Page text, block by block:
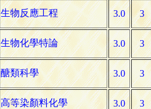
生物反應工程 3.0 3
生物化學特論 3.0 3
醣類科學 3.0 3
高等染顏料化學 3.0 3